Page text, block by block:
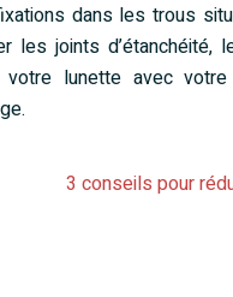
dans les trous
les joints
lunette avec
3 conseils pour